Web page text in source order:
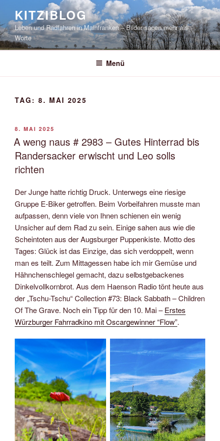
springen
KITZIBLOG
Leben und Radfahren in Mainfranken – Bilder sagen mehr als
Worte
Menü
TAG: 8. MAI 2025
VERÖFFENTLICHT
AM
8. MAI 2025
A weng naus # 2983 – Gutes Hinterrad bis
Randersacker erwischt und Leo solls
richten
Der Junge hatte richtig Druck. Unterwegs eine riesige
Gruppe E-Biker getroffen. Beim Vorbeifahren musste man
aufpassen, denn viele von Ihnen schienen ein wenig
Unsicher auf dem Rad zu sein. Einige sahen aus wie die
Scheintoten aus der Augsburger Puppenkiste. Motto des
Tages: Glück ist das Einzige, das sich verdoppelt, wenn
man es teilt. Zum Mittagessen habe ich mir Gemüse und
Hähnchenschlegel gemacht, dazu selbstgebackenes
Dinkelvollkornbrot. Aus dem Haenson Radio tönt heute aus
der „Tschu-Tschu“ Collection #73: Black Sabbath – Children
Of The Grave. Noch ein Tipp für den 10. Mai –Erstes
Würzburger Fahrradkino mit Oscargewinner “Flow”.